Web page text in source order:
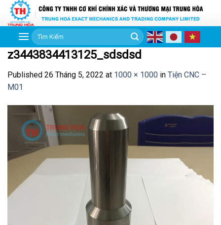
Skip
Tìm
kiếm:
z3443834413125_sdsdsd
Published 26 Tháng 5, 2022 at 1000 × 1000 in Tiện CNC –
M01